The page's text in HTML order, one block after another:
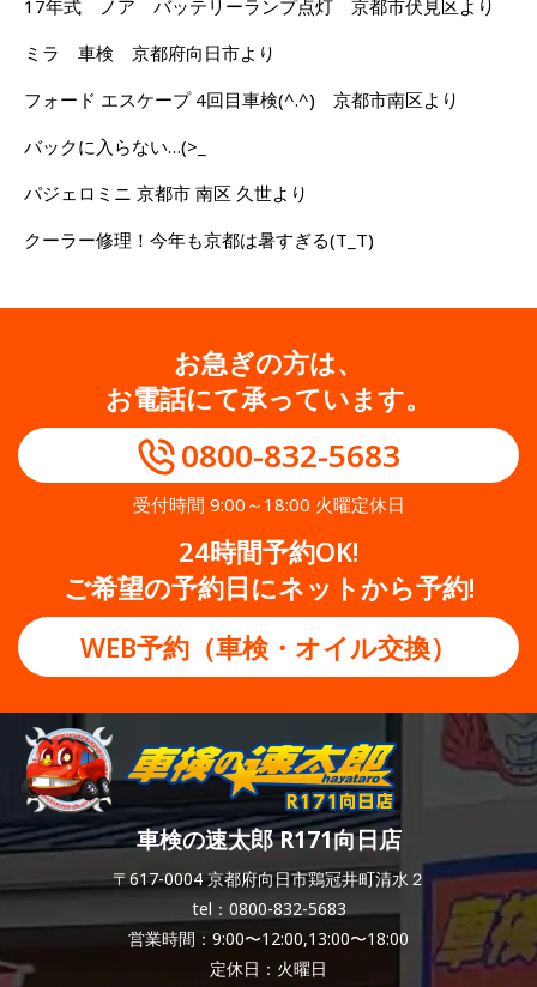
17年式 ノア バッテリーランプ点灯 京都市伏見区より
ミラ 車検 京都府向日市より
フォード エスケープ 4回目車検(^.^) 京都市南区より
バックに入らない…(>_
パジェロミニ 京都市 南区 久世より
クーラー修理！今年も京都は暑すぎる(T_T)
お急ぎの方は、
お電話にて承っています。
0800-832-5683
受付時間 9:00～18:00 火曜定休日
24時間予約OK!
ご希望の予約日にネットから予約!
WEB予約（車検・オイル交換）
車検の速太郎 R171向日店
〒617-0004 京都府向日市鶏冠井町清水２
tel：0800-832-5683
営業時間：9:00〜12:00,13:00〜18:00
定休日：火曜日